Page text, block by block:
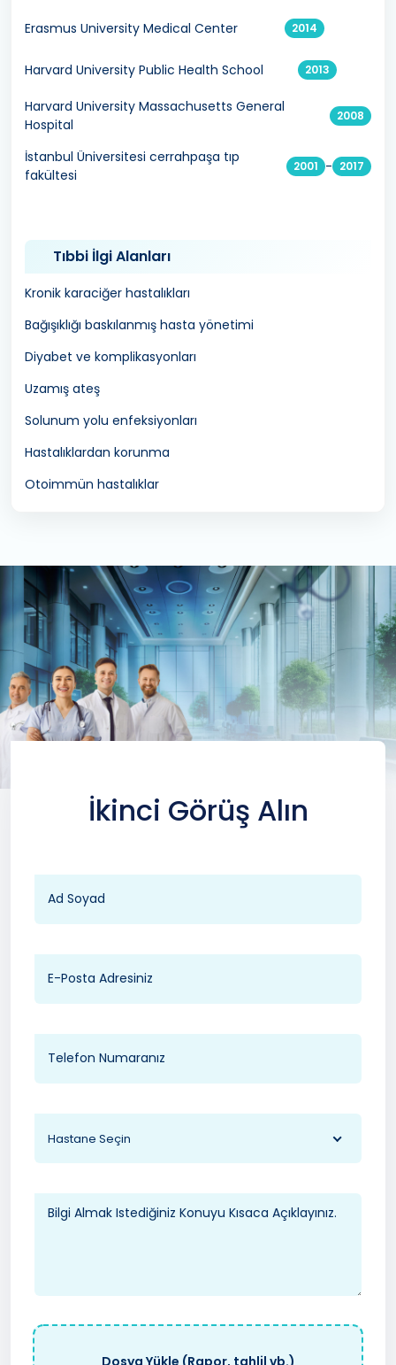
Erasmus University Medical Center 2014
Harvard University Public Health School 2013
Harvard University Massachusetts General
Hospital
2008
İstanbul Üniversitesi cerrahpaşa tıp
fakültesi
2001 - 2017
Tıbbi İlgi Alanları
Kronik karaciğer hastalıkları
Bağışıklığı baskılanmış hasta yönetimi
Diyabet ve komplikasyonları
Uzamış ateş
Solunum yolu enfeksiyonları
Hastalıklardan korunma
Otoimmün hastalıklar
İkinci Görüş Alın
Hastane Seçin
Dosya Yükle (Rapor, tahlil vb.)